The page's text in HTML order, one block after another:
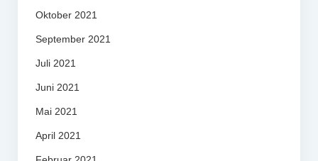
Oktober 2021
September 2021
Juli 2021
Juni 2021
Mai 2021
April 2021